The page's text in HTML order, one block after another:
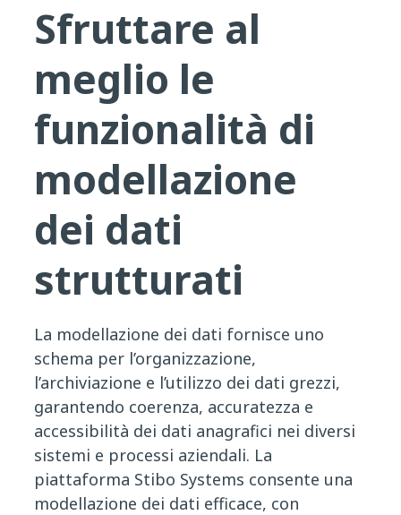
Sfruttare al
meglio le
funzionalità di
modellazione
dei dati
strutturati
La modellazione dei dati fornisce uno
schema per l’organizzazione,
l’archiviazione e l’utilizzo dei dati grezzi,
garantendo coerenza, accuratezza e
accessibilità dei dati anagrafici nei diversi
sistemi e processi aziendali. La
piattaforma Stibo Systems consente una
modellazione dei dati efficace, con